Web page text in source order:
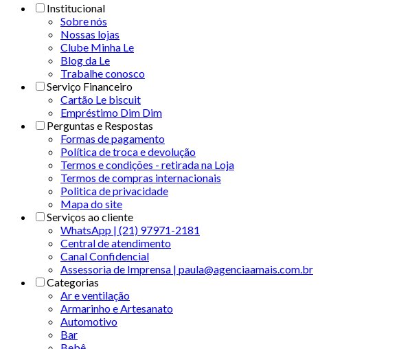
Institucional
Sobre nós
Nossas lojas
Clube Minha Le
Blog da Le
Trabalhe conosco
Serviço Financeiro
Cartão Le biscuit
Empréstimo Dim Dim
Perguntas e Respostas
Formas de pagamento
Política de troca e devolução
Termos e condições - retirada na Loja
Termos de compras internacionais
Politica de privacidade
Mapa do site
Serviços ao cliente
WhatsApp | (21) 97971-2181
Central de atendimento
Canal Confidencial
Assessoria de Imprensa | paula@agenciaamais.com.br
Categorias
Ar e ventilação
Armarinho e Artesanato
Automotivo
Bar